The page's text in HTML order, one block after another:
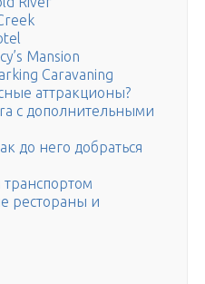
Mansion
Caravaning
аттракционы?
с дополнительными
до него добраться
рестораны и